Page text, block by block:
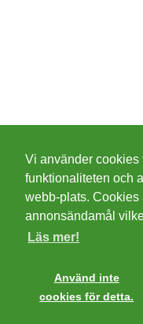
Cookies
Integritetspolicy
Villkor
Vi använder cookies
funktionaliteten och
webb-plats. Cookies
annonsändamål
Läs mer!
Använd inte
cookies för detta.